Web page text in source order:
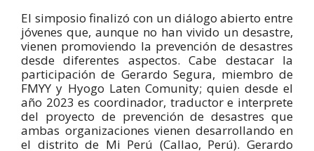
El simposio finalizó con un diálogo abierto entre
jóvenes que, aunque no han vivido un desastre,
vienen promoviendo la prevención de desastres
desde diferentes aspectos. Cabe destacar la
participación de Gerardo Segura, miembro de
FMYY y Hyogo Laten Comunity; quien desde el
año 2023 es coordinador, traductor e interprete
del proyecto de prevención de desastres que
ambas organizaciones vienen desarrollando en
el distrito de Mi Perú (Callao, Perú). Gerardo